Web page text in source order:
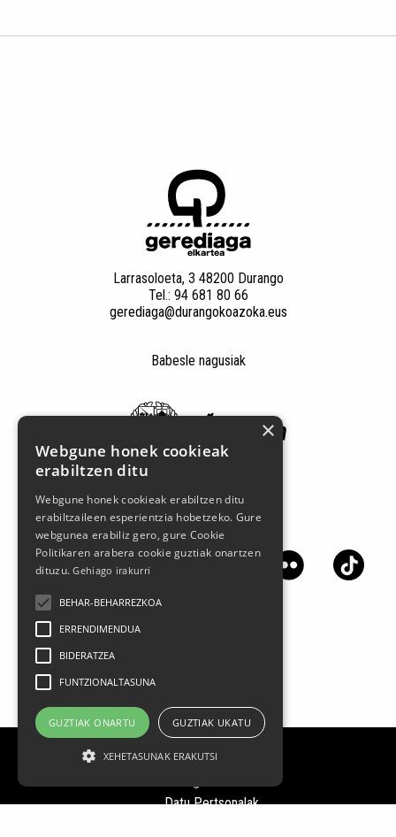
Larrasoloeta, 3 48200 Durango
Tel.: 94 681 80 66
gerediaga@durangokoazoka.eus
Babesle nagusiak
Jarrai gaitzazu sare sozialetan
Datu Pertsonalak
×
Webgune honek cookieak
erabiltzen ditu
Webgune honek cookieak erabiltzen ditu
erabiltzaileen esperientzia hobetzeko. Gure
webgunea erabiliz gero, gure Cookie
Politikaren arabera cookie guztiak onartzen
dituzu.Gehiago irakurri
BEHAR-BEHARREZKOA
ERRENDIMENDUA
BIDERATZEA
FUNTZIONALTASUNA
GUZTIAK ONARTU GUZTIAK UKATU
XEHETASUNAK ERAKUTSI